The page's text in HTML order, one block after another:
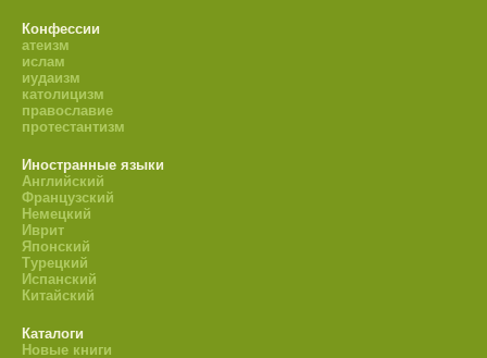
Конфессии
атеизм
ислам
иудаизм
католицизм
православие
протестантизм
Иностранные языки
Английский
Французский
Немецкий
Иврит
Японский
Турецкий
Испанский
Китайский
Каталоги
Новые книги